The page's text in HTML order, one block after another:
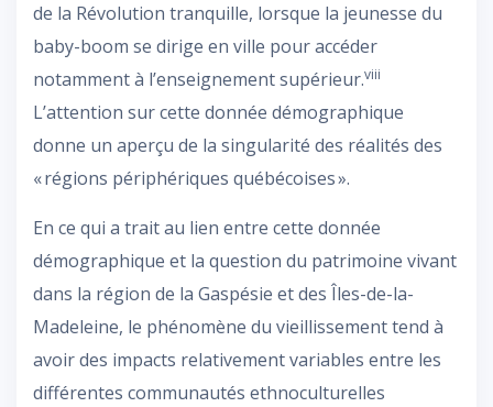
de la Révolution tranquille, lorsque la jeunesse du
baby-boom se dirige en ville pour accéder
notamment à l’enseignement supérieur.viii
L’attention sur cette donnée démographique
donne un aperçu de la singularité des réalités des
« régions périphériques québécoises ».
En ce qui a trait au lien entre cette donnée
démographique et la question du patrimoine vivant
dans la région de la Gaspésie et des Îles-de-la-
Madeleine, le phénomène du vieillissement tend à
avoir des impacts relativement variables entre les
différentes communautés ethnoculturelles